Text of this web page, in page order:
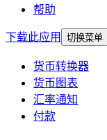
帮助
下载此应用
切换菜单
货币转换器
货币图表
汇率通知
付款